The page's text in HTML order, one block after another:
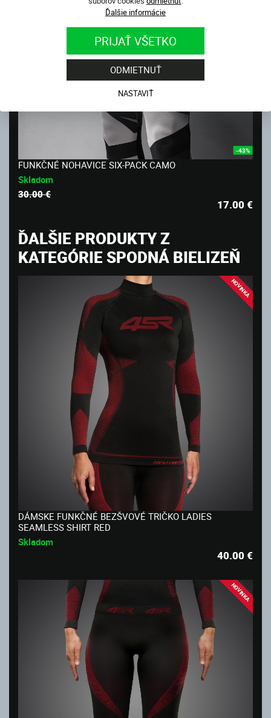
Ďalšie informácie
PRIJAŤ VŠETKO
ODMIETNUŤ
NASTAVIŤ
-43%
FUNKČNÉ NOHAVICE SIX-PACK CAMO
Skladom
30.00 €
17.00€
ĎALŠIE PRODUKTY Z
KATEGÓRIE SPODNÁ BIELIZEŇ
NOVINKA
DÁMSKE FUNKČNÉ BEZŠVOVÉ TRIČKO LADIES
SEAMLESS SHIRT RED
Skladom
40.00€
NOVINKA